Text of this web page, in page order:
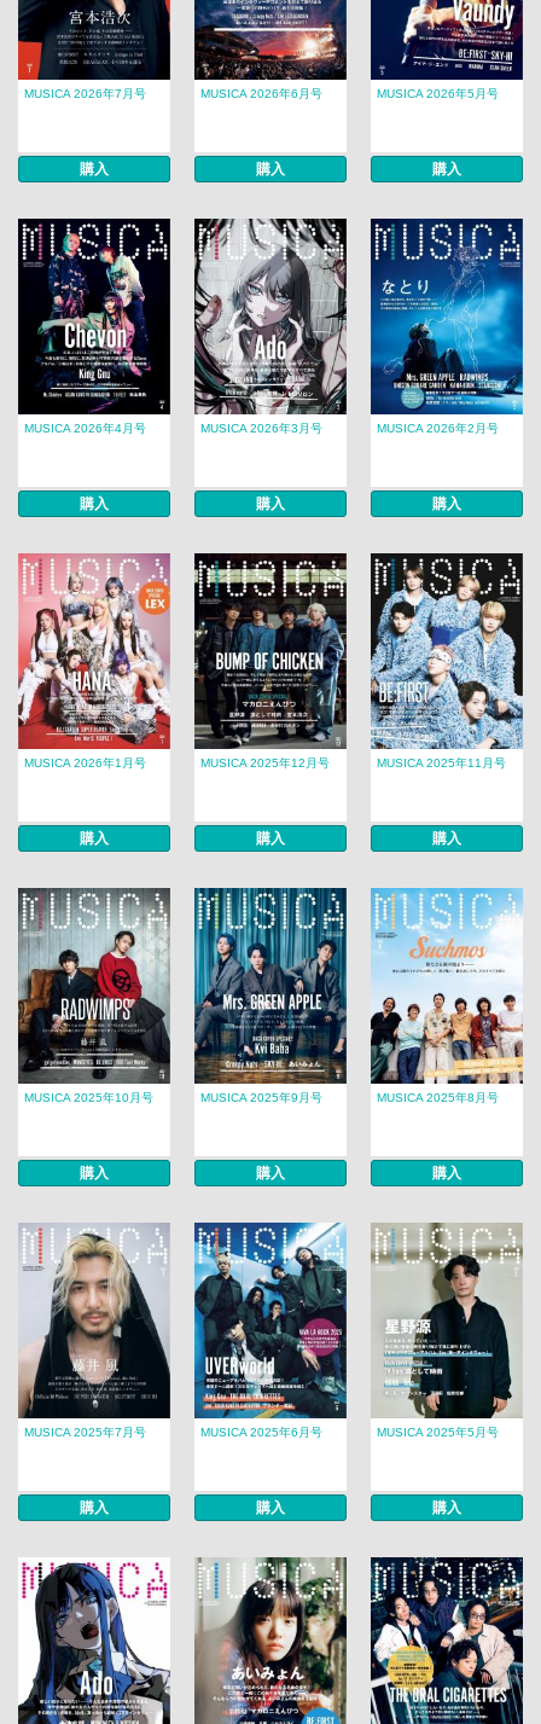
MUSICA 2026年7月号
購入
MUSICA 2026年6月号
購入
MUSICA 2026年5月号
購入
MUSICA 2026年4月号
購入
MUSICA 2026年3月号
購入
MUSICA 2026年2月号
購入
MUSICA 2026年1月号
購入
MUSICA 2025年12月号
購入
MUSICA 2025年11月号
購入
MUSICA 2025年10月号
購入
MUSICA 2025年9月号
購入
MUSICA 2025年8月号
購入
MUSICA 2025年7月号
購入
MUSICA 2025年6月号
購入
MUSICA 2025年5月号
購入